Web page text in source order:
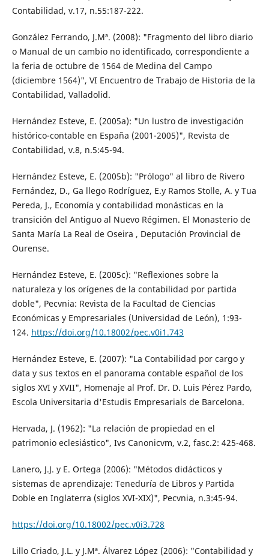
Contabilidad, v.17, n.55:187-222.
González Ferrando, J.Mª. (2008): "Fragmento del libro diario
o Manual de un cambio no identificado, correspondiente a
la feria de octubre de 1564 de Medina del Campo
(diciembre 1564)", VI Encuentro de Trabajo de Historia de la
Contabilidad, Valladolid.
Hernández Esteve, E. (2005a): "Un lustro de investigación
histórico-contable en España (2001-2005)", Revista de
Contabilidad, v.8, n.5:45-94.
Hernández Esteve, E. (2005b): "Prólogo" al libro de Rivero
Fernández, D., Ga llego Rodríguez, E.y Ramos Stolle, A. y Tua
Pereda, J., Economía y contabilidad monásticas en la
transición del Antiguo al Nuevo Régimen. El Monasterio de
Santa María La Real de Oseira , Deputación Provincial de
Ourense.
Hernández Esteve, E. (2005c): "Reflexiones sobre la
naturaleza y los orígenes de la contabilidad por partida
doble", Pecvnia: Revista de la Facultad de Ciencias
Económicas y Empresariales (Universidad de León), 1:93-
124. https://doi.org/10.18002/pec.v0i1.743
Hernández Esteve, E. (2007): "La Contabilidad por cargo y
data y sus textos en el panorama contable español de los
siglos XVI y XVII", Homenaje al Prof. Dr. D. Luis Pérez Pardo,
Escola Universitaria d'Estudis Empresarials de Barcelona.
Hervada, J. (1962): "La relación de propiedad en el
patrimonio eclesiástico", Ivs Canonicvm, v.2, fasc.2: 425-468.
Lanero, J.J. y E. Ortega (2006): "Métodos didácticos y
sistemas de aprendizaje: Teneduría de Libros y Partida
Doble en Inglaterra (siglos XVI-XIX)", Pecvnia, n.3:45-94.
https://doi.org/10.18002/pec.v0i3.728
Lillo Criado, J.L. y J.Mª. Álvarez López (2006): "Contabilidad y